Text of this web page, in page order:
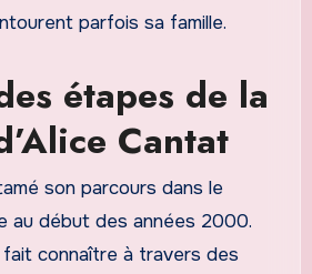
parfois sa famille.
étapes de la
Cantat
son parcours dans le
au début des années 2000.
fait connaître à travers des